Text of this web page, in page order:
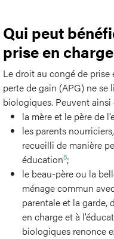
Qui peut
prise en
Le droit au congé de
perte de gain (APG) ne
biologiques. Peuvent
la mère et le père de
les parents
recueilli de manière
éducation8;
le beau-père ou la
ménage commun
parentale et la garde,
en charge et à
biologiques renonce